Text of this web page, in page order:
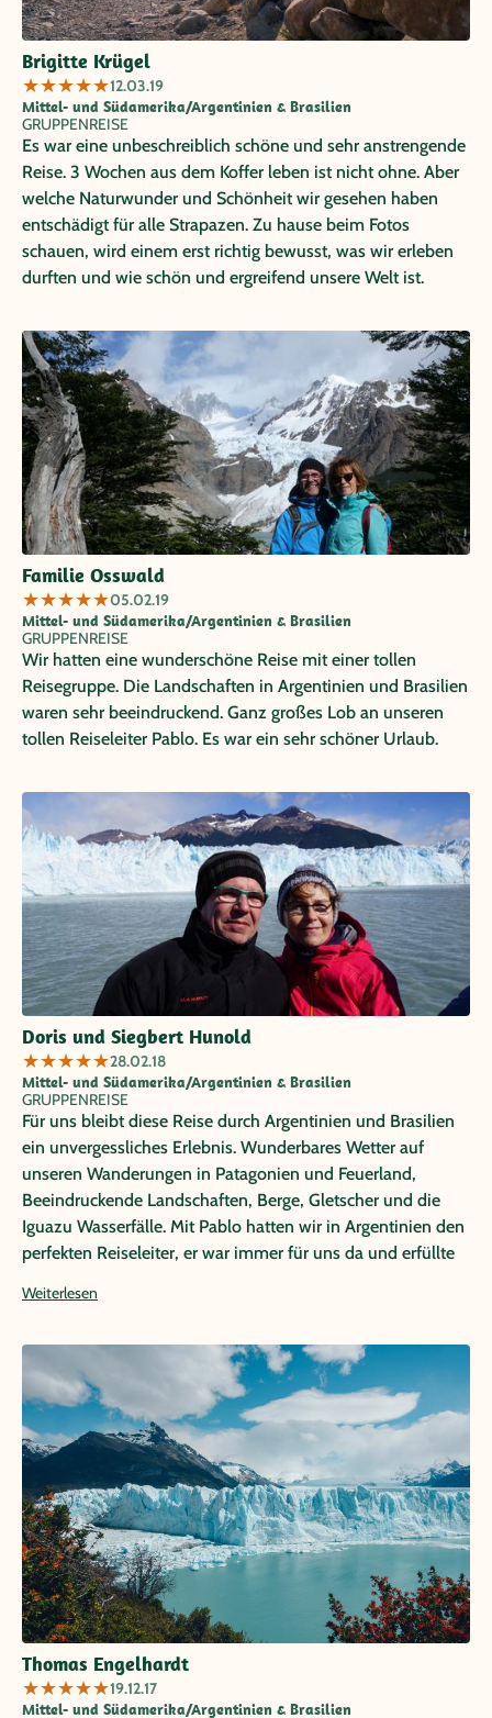
Brigitte Krügel
★★★★★12.03.19
Mittel- und Südamerika/Argentinien & Brasilien
GRUPPENREISE
Es war eine unbeschreiblich schöne und sehr anstrengende
Reise. 3 Wochen aus dem Koffer leben ist nicht ohne. Aber
welche Naturwunder und Schönheit wir gesehen haben
entschädigt für alle Strapazen. Zu hause beim Fotos
schauen, wird einem erst richtig bewusst, was wir erleben
durften und wie schön und ergreifend unsere Welt ist.
Familie Osswald
★★★★★05.02.19
Mittel- und Südamerika/Argentinien & Brasilien
GRUPPENREISE
Wir hatten eine wunderschöne Reise mit einer tollen
Reisegruppe. Die Landschaften in Argentinien und Brasilien
waren sehr beeindruckend. Ganz großes Lob an unseren
tollen Reiseleiter Pablo. Es war ein sehr schöner Urlaub.
Doris und Siegbert Hunold
★★★★★28.02.18
Mittel- und Südamerika/Argentinien & Brasilien
GRUPPENREISE
Für uns bleibt diese Reise durch Argentinien und Brasilien
ein unvergessliches Erlebnis. Wunderbares Wetter auf
unseren Wanderungen in Patagonien und Feuerland,
Beeindruckende Landschaften, Berge, Gletscher und die
Iguazu Wasserfälle. Mit Pablo hatten wir in Argentinien den
perfekten Reiseleiter, er war immer für uns da und erfüllte
Susanne etwas kennenlernen. Durch sie haben wir viel zur
Schön war zum Anschluß der Aufenthalt auf der Ilha
Grande, traumhafte Natur und Strände.
Weiterlesen
Thomas Engelhardt
★★★★★19.12.17
Mittel- und Südamerika/Argentinien & Brasilien